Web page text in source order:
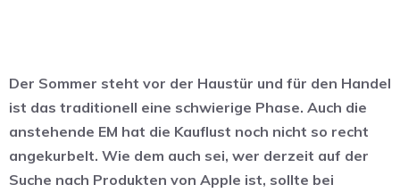
Der Sommer steht vor der Haustür und für den Handel
ist das traditionell eine schwierige Phase. Auch die
anstehende EM hat die Kauflust noch nicht so recht
angekurbelt. Wie dem auch sei, wer derzeit auf der
Suche nach Produkten von Apple ist, sollte bei